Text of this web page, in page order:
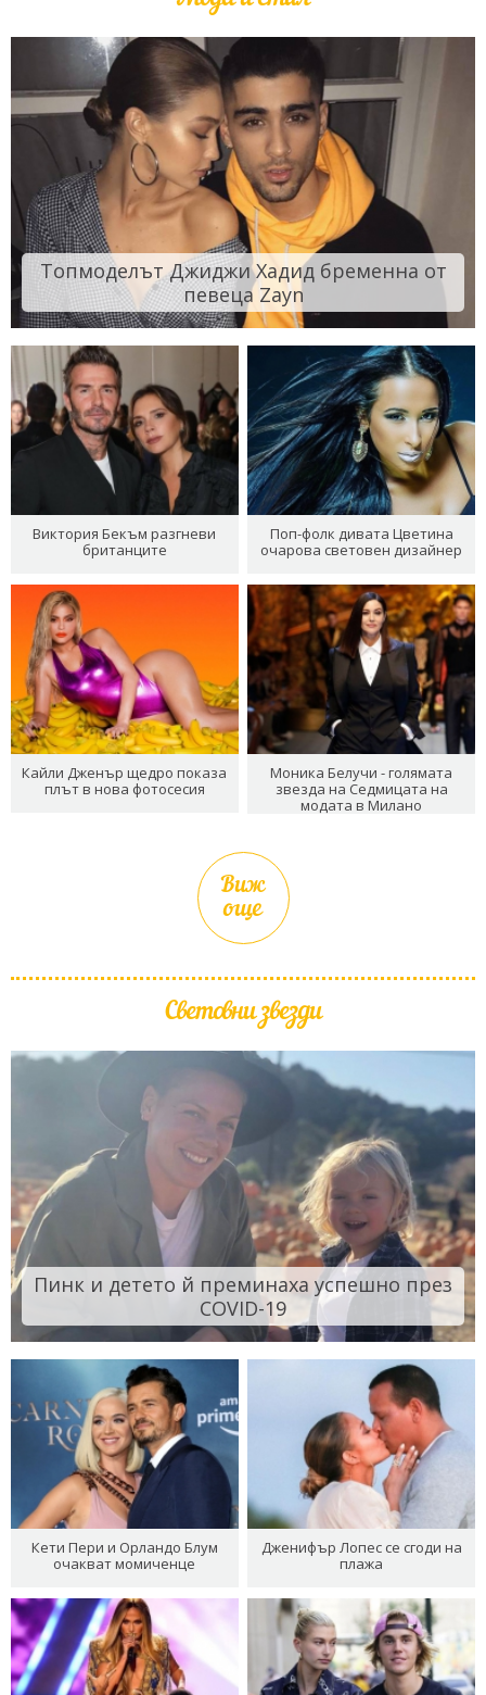
Топмоделът Джиджи Хадид бременна от
певеца Zayn
Виктория Бекъм разгневи
британците
Поп-фолк дивата Цветина
очарова световен дизайнер
Кайли Дженър щедро показа
плът в нова фотосесия
Моника Белучи - голямата
звезда на Седмицата на
модата в Милано
Виж
още
Световни звезди
Пинк и детето й преминаха успешно през
COVID-19
Кети Пери и Орландо Блум
очакват момиченце
Дженифър Лопес се сгоди на
плажа